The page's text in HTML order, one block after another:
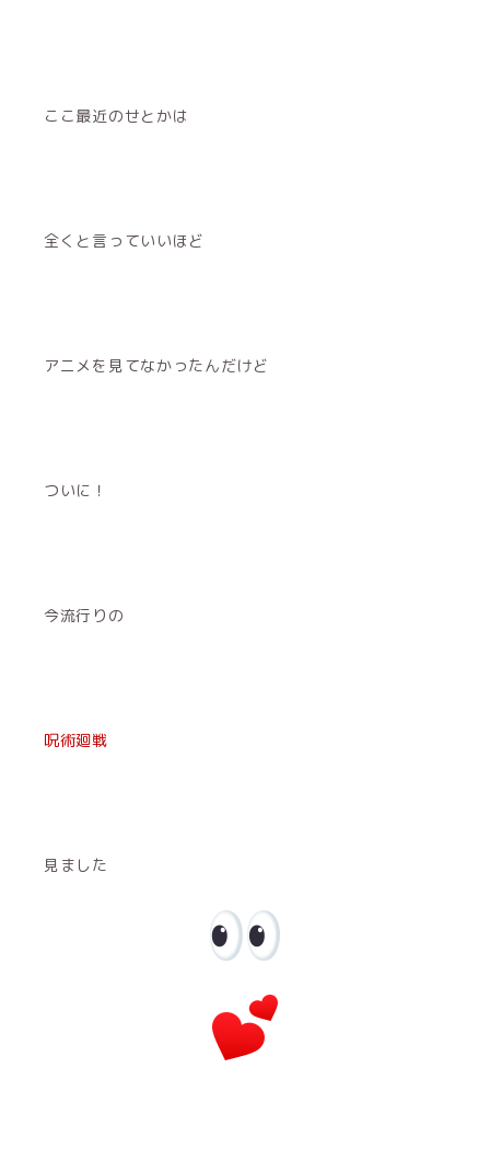
ここ最近のせとかは
全くと言っていいほど
アニメを見てなかったんだけど
ついに！
今流行りの
呪術廻戦
見ました